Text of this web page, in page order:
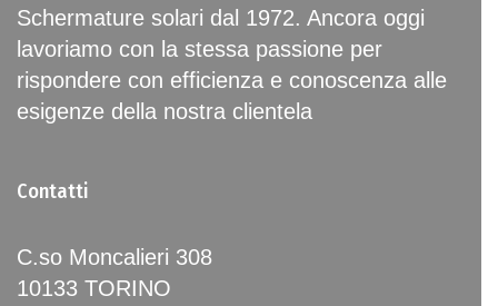
Schermature solari dal 1972. Ancora oggi
lavoriamo con la stessa passione per
rispondere con efficienza e conoscenza alle
esigenze della nostra clientela
Contatti
C.so Moncalieri 308
10133 TORINO